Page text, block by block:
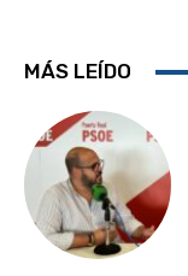
MÁS LEÍDO